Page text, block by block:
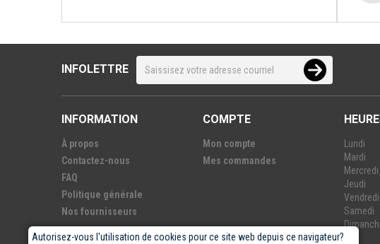
Autorisez-vous l'utilisation de cookies pour ce site web depuis ce navigateur?
INFOLETTRE
INFORMATION
À propos
Contactez-nous
FAQ
Politique générale
Nos fournisseurs
COMPTE
Mon compte
Mes commandes
Lundi
Mardi
Mercredi
Jeudi
Vendredi
Samedi